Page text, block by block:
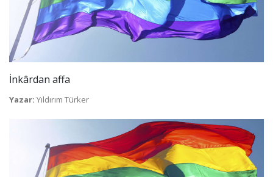
İnkârdan affa
Yazar: Yıldırım Türker